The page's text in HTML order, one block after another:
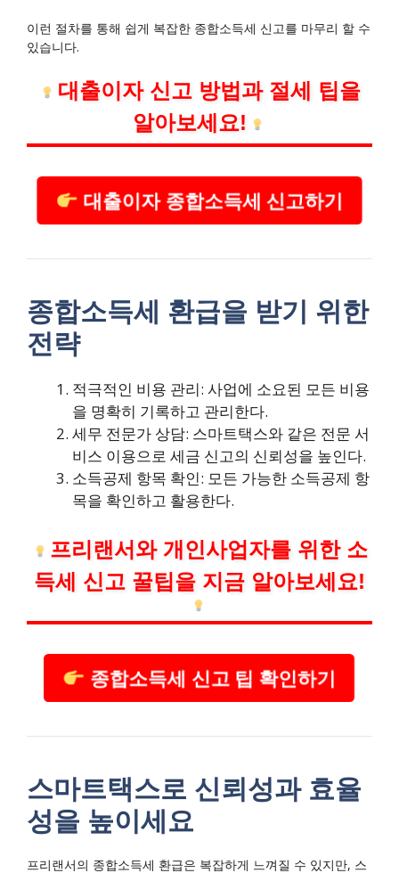
이런 절차를 통해 쉽게 복잡한 종합소득세 신고를 마무리 할 수
있습니다.
대출이자 신고 방법과 절세 팁을
알아보세요!
대출이자 종합소득세 신고하기
종합소득세 환급을 받기 위한
전략
적극적인 비용 관리: 사업에 소요된 모든 비용
을 명확히 기록하고 관리한다.
세무 전문가 상담: 스마트택스와 같은 전문 서
비스 이용으로 세금 신고의 신뢰성을 높인다.
소득공제 항목 확인: 모든 가능한 소득공제 항
목을 확인하고 활용한다.
프리랜서와 개인사업자를 위한 소
득세 신고 꿀팁을 지금 알아보세요!
종합소득세 신고 팁 확인하기
스마트택스로 신뢰성과 효율
성을 높이세요
프리랜서의 종합소득세 환급은 복잡하게 느껴질 수 있지만, 스